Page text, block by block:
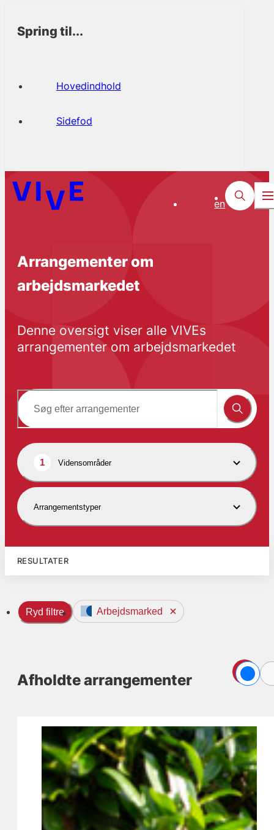
Spring til...
Hovedindhold
Sidefod
en
Arrangementer om
arbejdsmarkedet
Denne oversigt viser alle VIVEs
arrangementer om arbejdsmarkedet
1 Vidensområder
Arrangementstyper
RESULTATER
Ryd filtre Arbejdsmarked
Afholdte arrangementer